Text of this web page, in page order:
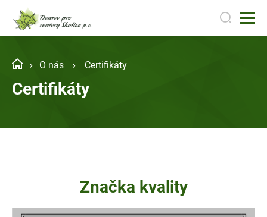
O nás Certifikáty
Certifikáty
Značka kvality